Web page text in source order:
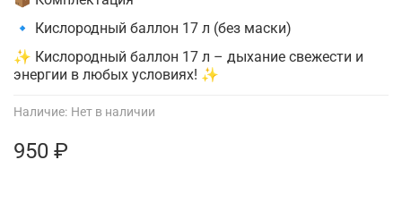
Наличие: Нет в наличии
950 ₽
🔹 Кислородный баллон 17 л (без маски)
✨ Кислородный баллон 17 л – дыхание свежести и
энергии в любых условиях! ✨